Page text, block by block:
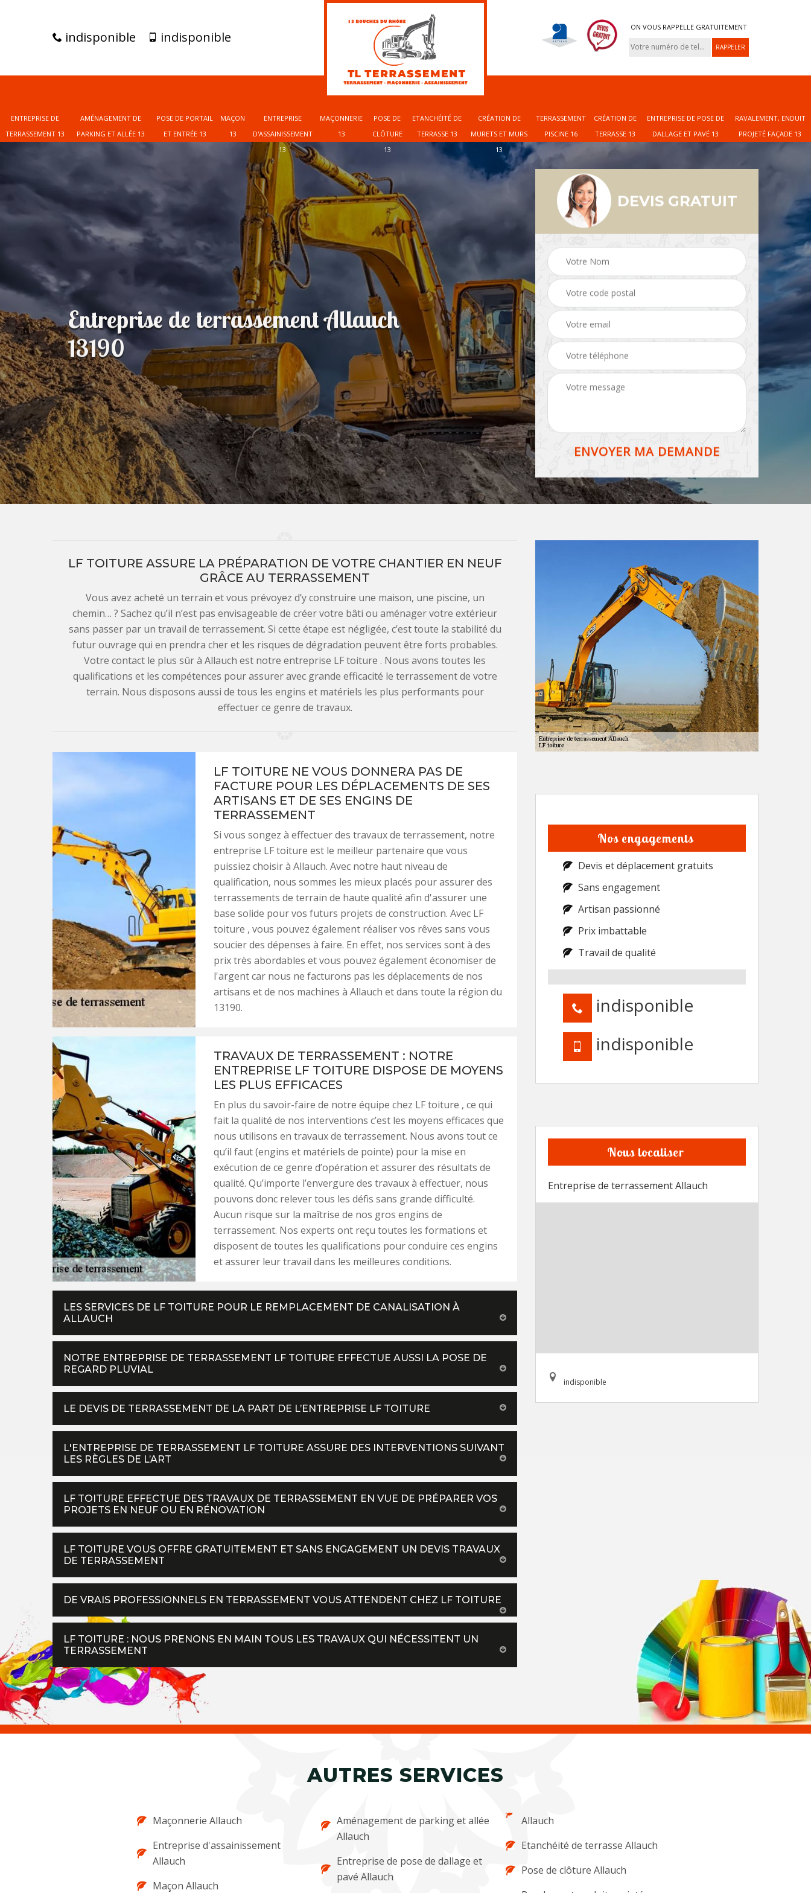
indisponible indisponible
ON VOUS RAPPELLE GRATUITEMENT
ENTREPRISE DE
TERRASSEMENT 13
AMÉNAGEMENT DE
PARKING ET ALLÉE 13
POSE DE PORTAIL
ET ENTRÉE 13
MAÇON
13
ENTREPRISE
D'ASSAINISSEMENT
13
MAÇONNERIE
13
POSE DE
CLÔTURE
13
ETANCHÉITÉ DE
TERRASSE 13
CRÉATION DE
MURETS ET MURS
13
TERRASSEMENT
PISCINE 16
CRÉATION DE
TERRASSE 13
ENTREPRISE DE POSE DE
DALLAGE ET PAVÉ 13
RAVALEMENT, ENDUIT
PROJETÉ FAÇADE 13
Entreprise de terrassement Allauch
13190
DEVIS GRATUIT
LF TOITURE ASSURE LA PRÉPARATION DE VOTRE CHANTIER EN NEUF
GRÂCE AU TERRASSEMENT
Vous avez acheté un terrain et vous prévoyez d’y construire une maison, une piscine, un
chemin… ? Sachez qu’il n’est pas envisageable de créer votre bâti ou aménager votre extérieur
sans passer par un travail de terrassement. Si cette étape est négligée, c’est toute la stabilité du
futur ouvrage qui en prendra cher et les risques de dégradation peuvent être forts probables.
Votre contact le plus sûr à Allauch est notre entreprise LF toiture . Nous avons toutes les
qualifications et les compétences pour assurer avec grande efficacité le terrassement de votre
terrain. Nous disposons aussi de tous les engins et matériels les plus performants pour
effectuer ce genre de travaux.
LF TOITURE NE VOUS DONNERA PAS DE
FACTURE POUR LES DÉPLACEMENTS DE SES
ARTISANS ET DE SES ENGINS DE
TERRASSEMENT
Si vous songez à effectuer des travaux de terrassement, notre
entreprise LF toiture est le meilleur partenaire que vous
puissiez choisir à Allauch. Avec notre haut niveau de
qualification, nous sommes les mieux placés pour assurer des
terrassements de terrain de haute qualité afin d'assurer une
base solide pour vos futurs projets de construction. Avec LF
toiture , vous pouvez également réaliser vos rêves sans vous
soucier des dépenses à faire. En effet, nos services sont à des
prix très abordables et vous pouvez également économiser de
l'argent car nous ne facturons pas les déplacements de nos
artisans et de nos machines à Allauch et dans toute la région du
13190.
TRAVAUX DE TERRASSEMENT : NOTRE
ENTREPRISE LF TOITURE DISPOSE DE MOYENS
LES PLUS EFFICACES
En plus du savoir-faire de notre équipe chez LF toiture , ce qui
fait la qualité de nos interventions c’est les moyens efficaces que
nous utilisons en travaux de terrassement. Nous avons tout ce
qu’il faut (engins et matériels de pointe) pour la mise en
exécution de ce genre d’opération et assurer des résultats de
qualité. Qu’importe l’envergure des travaux à effectuer, nous
pouvons donc relever tous les défis sans grande difficulté.
Aucun risque sur la maîtrise de nos gros engins de
terrassement. Nos experts ont reçu toutes les formations et
disposent de toutes les qualifications pour conduire ces engins
et assurer leur travail dans les meilleures conditions.
LES SERVICES DE LF TOITURE POUR LE REMPLACEMENT DE CANALISATION À
ALLAUCH
NOTRE ENTREPRISE DE TERRASSEMENT LF TOITURE EFFECTUE AUSSI LA POSE DE
REGARD PLUVIAL
LE DEVIS DE TERRASSEMENT DE LA PART DE L’ENTREPRISE LF TOITURE
L'ENTREPRISE DE TERRASSEMENT LF TOITURE ASSURE DES INTERVENTIONS SUIVANT
LES RÈGLES DE L’ART
LF TOITURE EFFECTUE DES TRAVAUX DE TERRASSEMENT EN VUE DE PRÉPARER VOS
PROJETS EN NEUF OU EN RÉNOVATION
LF TOITURE VOUS OFFRE GRATUITEMENT ET SANS ENGAGEMENT UN DEVIS TRAVAUX
DE TERRASSEMENT
DE VRAIS PROFESSIONNELS EN TERRASSEMENT VOUS ATTENDENT CHEZ LF TOITURE
LF TOITURE : NOUS PRENONS EN MAIN TOUS LES TRAVAUX QUI NÉCESSITENT UN
TERRASSEMENT
Nos engagements
Devis et déplacement gratuits
Sans engagement
Artisan passionné
Prix imbattable
Travail de qualité
indisponible
indisponible
Nous localiser
Entreprise de terrassement Allauch
indisponible
AUTRES SERVICES
Maçonnerie Allauch
Entreprise d'assainissement
Allauch
Maçon Allauch
Aménagement de parking et allée
Allauch
Entreprise de pose de dallage et
pavé Allauch
Allauch
Etanchéité de terrasse Allauch
Pose de clôture Allauch